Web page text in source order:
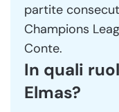
partite
Champions
Conte.
In quali
Elmas?